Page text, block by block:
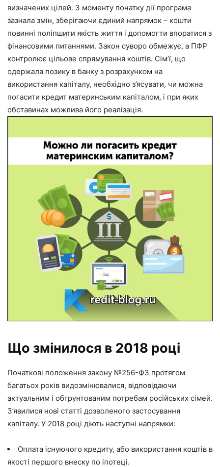
визначених цілей. З моменту початку дії програма
зазнала змін, зберігаючи єдиний напрямок – кошти
повинні поліпшити якість життя і допомогти впоратися з
фінансовими питаннями. Закон суворо обмежує, а ПФР
контролює цільове спрямування коштів. Сім’ї, що
одержала позику в банку з розрахунком на
використання капіталу, необхідно з’ясувати, чи можна
погасити кредит материнським капіталом, і при яких
обставинах можлива його реалізація.
Що змінилося в 2018 році
Початкові положення закону №256-ФЗ протягом
багатьох років видозмінювалися, відповідаючи
актуальним і обгрунтованим потребам російських сімей.
З’явилися нові статті дозволеного застосування
капіталу. У 2018 році діють наступні напрямки:
Оплата існуючого кредиту, або використання коштів в
якості першого внеску по іпотеці.